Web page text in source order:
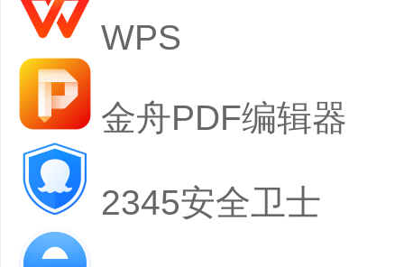
WPS
金舟PDF编辑器
2345安全卫士